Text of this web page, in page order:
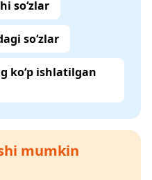
so‘zlar
so‘zlar
ko‘p ishlatilgan
mumkin